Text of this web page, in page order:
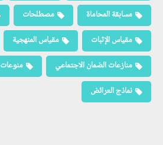
مسابقة المحاماة
مصطلحات
مقياس الإثبات
مقياس المنهجية
منازعات الضمان الاجتماعي
منوعات
نماذج العرائض